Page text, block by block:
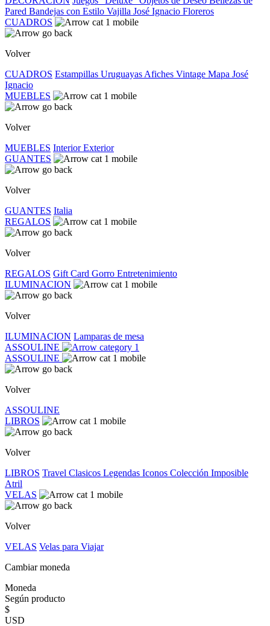
Pared Bandejas con Estilo Vajilla José Ignacio Floreros
CUADROS
Volver
CUADROS Estampillas Uruguayas Afiches Vintage Mapa José
Ignacio
MUEBLES
Volver
MUEBLES InteriorExterior
GUANTES
Volver
GUANTES Italia
REGALOS
Volver
REGALOS Gift Card Gorro Entretenimiento
ILUMINACION
Volver
ILUMINACION Lamparas de mesa
ASSOULINE
ASSOULINE
Volver
ASSOULINE
LIBROS
Volver
LIBROS Travel Clasicos Legendas Iconos Colección Imposible
Atril
VELAS
Volver
VELAS Velas para Viajar
Cambiar moneda
Moneda
Según producto
$
USD